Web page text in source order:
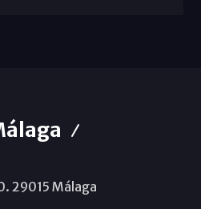
29015 Málaga